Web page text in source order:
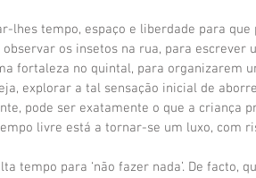
lhes tempo, espaço e liberdade para
observar os insetos na rua, para escrever
fortaleza no quintal, para organizarem
explorar a tal sensação inicial de
pode ser exatamente o que a criança
livre está a tornar-se um luxo, com
tempo para ‘não fazer nada’. De facto,